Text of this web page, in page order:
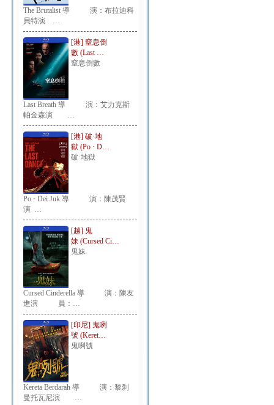
The Brutalist 導 演：布拉迪科
貝特演 …
[港] 窒息倒
數 (Last …
窒息倒數
Last Breath 導 演：艾力克斯
帕金森演 …
[港] 破·地
獄 (Po · D…
破·地獄
Po · Dei Juk 導 演：陳茂賢
演 …
[越] 鬼
妹 (Cursed Ci…
鬼妹
Cursed Cinderella 導 演：陳友
進演 員：…
[印尼] 鬼咧
號 (Keret…
鬼咧號
Kereta Berdarah 導 演：黎刹
曼托瓦尼演 …